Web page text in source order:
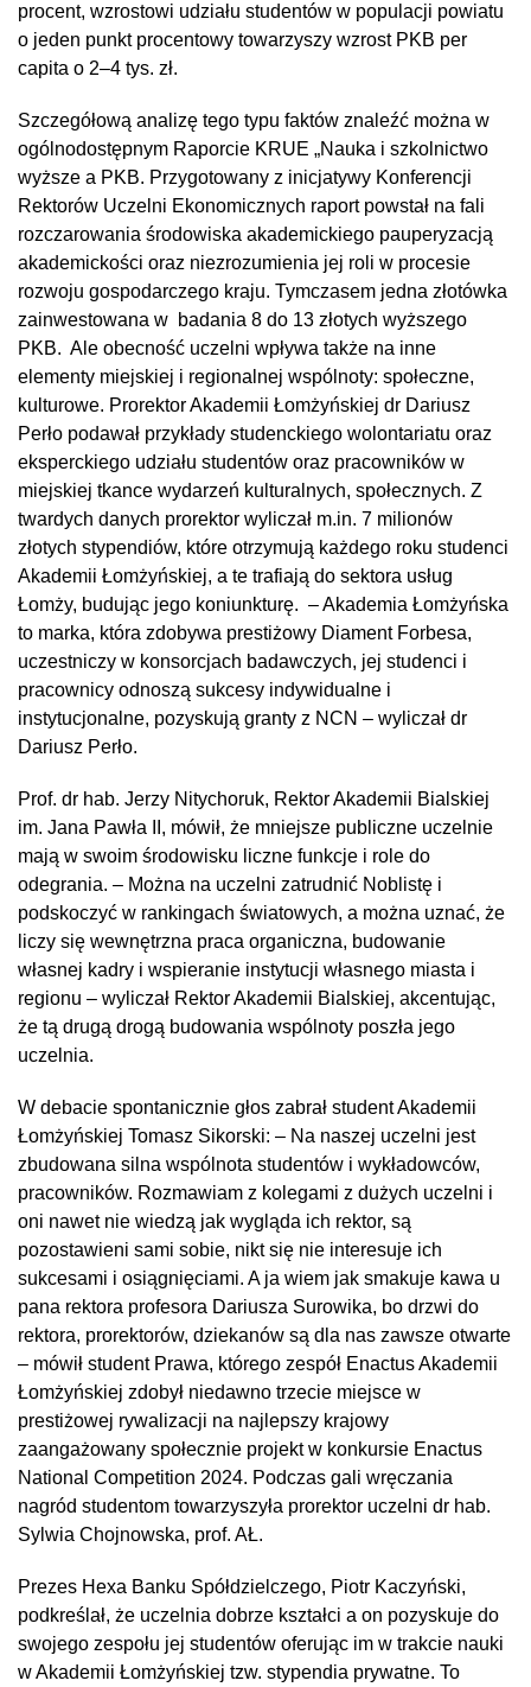
procent, wzrostowi udziału studentów w populacji powiatu
o jeden punkt procentowy towarzyszy wzrost PKB per
capita o 2–4 tys. zł.
Szczegółową analizę tego typu faktów znaleźć można w
ogólnodostępnym Raporcie KRUE „Nauka i szkolnictwo
wyższe a PKB. Przygotowany z inicjatywy Konferencji
Rektorów Uczelni Ekonomicznych raport powstał na fali
rozczarowania środowiska akademickiego pauperyzacją
akademickości oraz niezrozumienia jej roli w procesie
rozwoju gospodarczego kraju. Tymczasem jedna złotówka
zainwestowana w badania 8 do 13 złotych wyższego
PKB. Ale obecność uczelni wpływa także na inne
elementy miejskiej i regionalnej wspólnoty: społeczne,
kulturowe. Prorektor Akademii Łomżyńskiej dr Dariusz
Perło podawał przykłady studenckiego wolontariatu oraz
eksperckiego udziału studentów oraz pracowników w
miejskiej tkance wydarzeń kulturalnych, społecznych. Z
twardych danych prorektor wyliczał m.in. 7 milionów
złotych stypendiów, które otrzymują każdego roku studenci
Akademii Łomżyńskiej, a te trafiają do sektora usług
Łomży, budując jego koniunkturę. – Akademia Łomżyńska
to marka, która zdobywa prestiżowy Diament Forbesa,
uczestniczy w konsorcjach badawczych, jej studenci i
pracownicy odnoszą sukcesy indywidualne i
instytucjonalne, pozyskują granty z NCN – wyliczał dr
Dariusz Perło.
Prof. dr hab. Jerzy Nitychoruk, Rektor Akademii Bialskiej
im. Jana Pawła II, mówił, że mniejsze publiczne uczelnie
mają w swoim środowisku liczne funkcje i role do
odegrania. – Można na uczelni zatrudnić Noblistę i
podskoczyć w rankingach światowych, a można uznać, że
liczy się wewnętrzna praca organiczna, budowanie
własnej kadry i wspieranie instytucji własnego miasta i
regionu – wyliczał Rektor Akademii Bialskiej, akcentując,
że tą drugą drogą budowania wspólnoty poszła jego
uczelnia.
W debacie spontanicznie głos zabrał student Akademii
Łomżyńskiej Tomasz Sikorski: – Na naszej uczelni jest
zbudowana silna wspólnota studentów i wykładowców,
pracowników. Rozmawiam z kolegami z dużych uczelni i
oni nawet nie wiedzą jak wygląda ich rektor, są
pozostawieni sami sobie, nikt się nie interesuje ich
sukcesami i osiągnięciami. A ja wiem jak smakuje kawa u
pana rektora profesora Dariusza Surowika, bo drzwi do
rektora, prorektorów, dziekanów są dla nas zawsze otwarte
– mówił student Prawa, którego zespół Enactus Akademii
Łomżyńskiej zdobył niedawno trzecie miejsce w
prestiżowej rywalizacji na najlepszy krajowy
zaangażowany społecznie projekt w konkursie Enactus
National Competition 2024. Podczas gali wręczania
nagród studentom towarzyszyła prorektor uczelni dr hab.
Sylwia Chojnowska, prof. AŁ.
Prezes Hexa Banku Spółdzielczego, Piotr Kaczyński,
podkreślał, że uczelnia dobrze kształci a on pozyskuje do
swojego zespołu jej studentów oferując im w trakcie nauki
w Akademii Łomżyńskiej tzw. stypendia prywatne. To